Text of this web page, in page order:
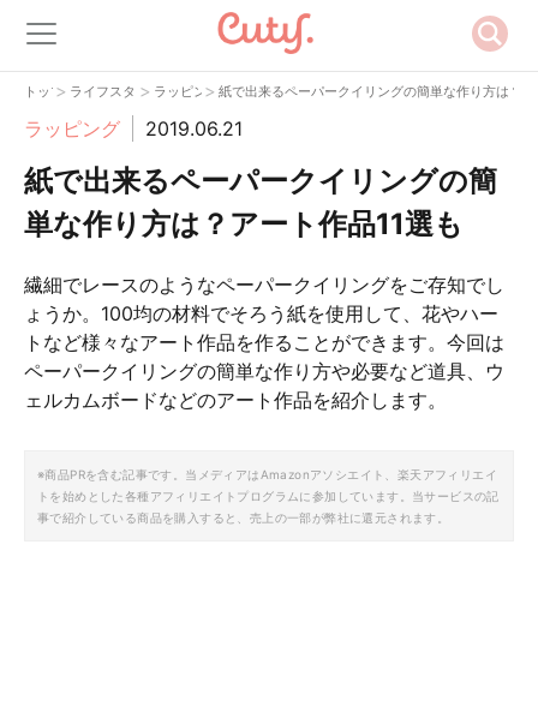
トップ
> ライフスタイル
> ラッピング
> 紙で出来るペーパークイリングの簡単な作り方は？ア
ラッピング 2019.06.21
紙で出来るペーパークイリングの簡
単な作り方は？アート作品11選も
繊細でレースのようなペーパークイリングをご存知でし
ょうか。100均の材料でそろう紙を使用して、花やハー
トなど様々なアート作品を作ることができます。今回は
ペーパークイリングの簡単な作り方や必要など道具、ウ
ェルカムボードなどのアート作品を紹介します。
※商品PRを含む記事です。当メディアはAmazonアソシエイト、楽天アフィリエイ
トを始めとした各種アフィリエイトプログラムに参加しています。当サービスの記
事で紹介している商品を購入すると、売上の一部が弊社に還元されます。